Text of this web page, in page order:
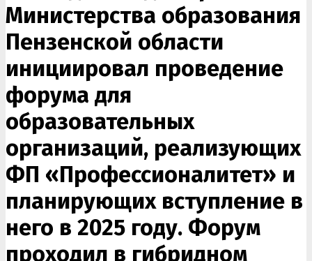
Министерства образования
Пензенской области
инициировал проведение
форума для
образовательных
организаций, реализующих
ФП «Профессионалитет» и
планирующих вступление в
него в 2025 году. Форум
проходил в гибридном